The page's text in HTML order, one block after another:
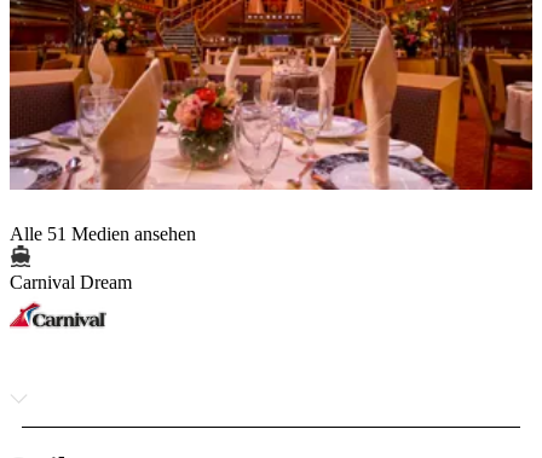
Alle 51 Medien ansehen
Carnival Dream